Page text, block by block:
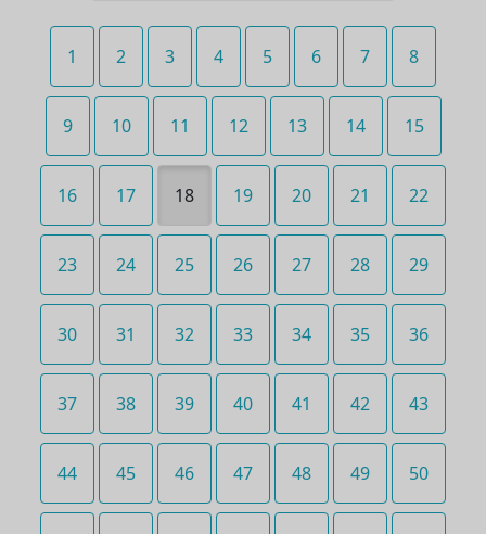
1 2 3 4 5 6 7 8
9 10 11 12 13 14 15
16 17 18 19 20 21 22
23 24 25 26 27 28 29
30 31 32 33 34 35 36
37 38 39 40 41 42 43
44 45 46 47 48 49 50